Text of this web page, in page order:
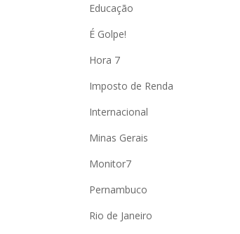
Educação
É Golpe!
Hora 7
Imposto de Renda
Internacional
Minas Gerais
Monitor7
Pernambuco
Rio de Janeiro